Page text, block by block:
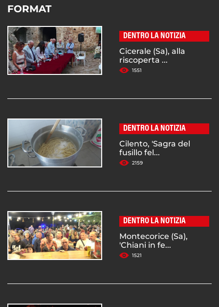
FORMAT
DENTRO LA NOTIZIA
Cicerale (Sa), alla
riscoperta ...
1551
DENTRO LA NOTIZIA
Cilento, 'Sagra del
fusillo fel...
2159
DENTRO LA NOTIZIA
Montecorice (Sa),
'Chiani in fe...
1521